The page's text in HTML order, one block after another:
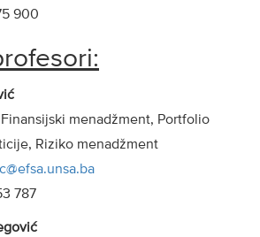
900
menadžment, Portfolio
Riziko menadžment
787